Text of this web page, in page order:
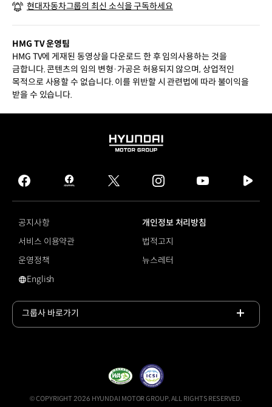
자동차
현대자동차그룹의 최신 소식을 구독하세요
HMG TV 운영팀
HMG TV에 게재된 동영상을 다운로드 한 후 임의사용하는 것을
금합니다. 콘텐츠의 임의 변형·가공은 허용되지 않으며, 상업적인
목적으로 사용할 수 없습니다. 이를 위반할 시 관련법에 따라 불이익을
받을 수 있습니다.
HYUNDAI
GROUP
facebook
hmg
journal
twitter instagram
tv
공지사항
개인정보 처리방침
서비스 이용약관
법적고지
운영정책
뉴스레터
영문 사이트로 이동
English
그룹사 바로가기
© COPYRIGHT 2026 HYUNDAI MOTOR GROUP, ALL RIGHTS RESERVED.